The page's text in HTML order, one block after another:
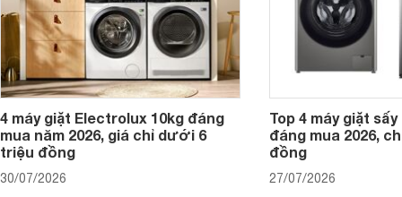
4 máy giặt Electrolux 10kg đáng
mua năm 2026, giá chỉ dưới 6
triệu đồng
30/07/2026
Top 4 máy giặt
đáng mua 2026,
đồng
27/07/2026